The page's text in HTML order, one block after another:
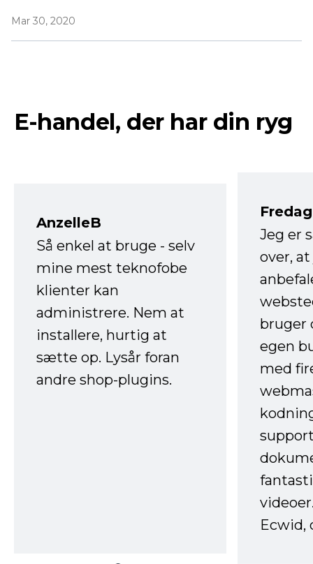
Mar 30, 2020
E-handel, der har din ryg
AnzelleB
Så enkel at bruge - selv
mine mest teknofobe
klienter kan
administrere. Nem at
installere, hurtig at
sætte op. Lysår foran
andre shop-plugins.
Jeg er
over,
bruger
egen
med
Ecwid,